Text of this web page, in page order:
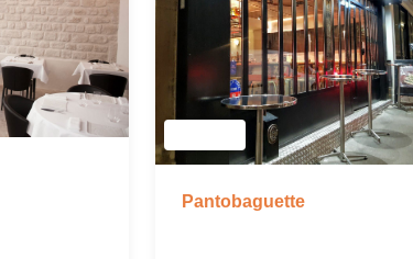
Pantobaguette